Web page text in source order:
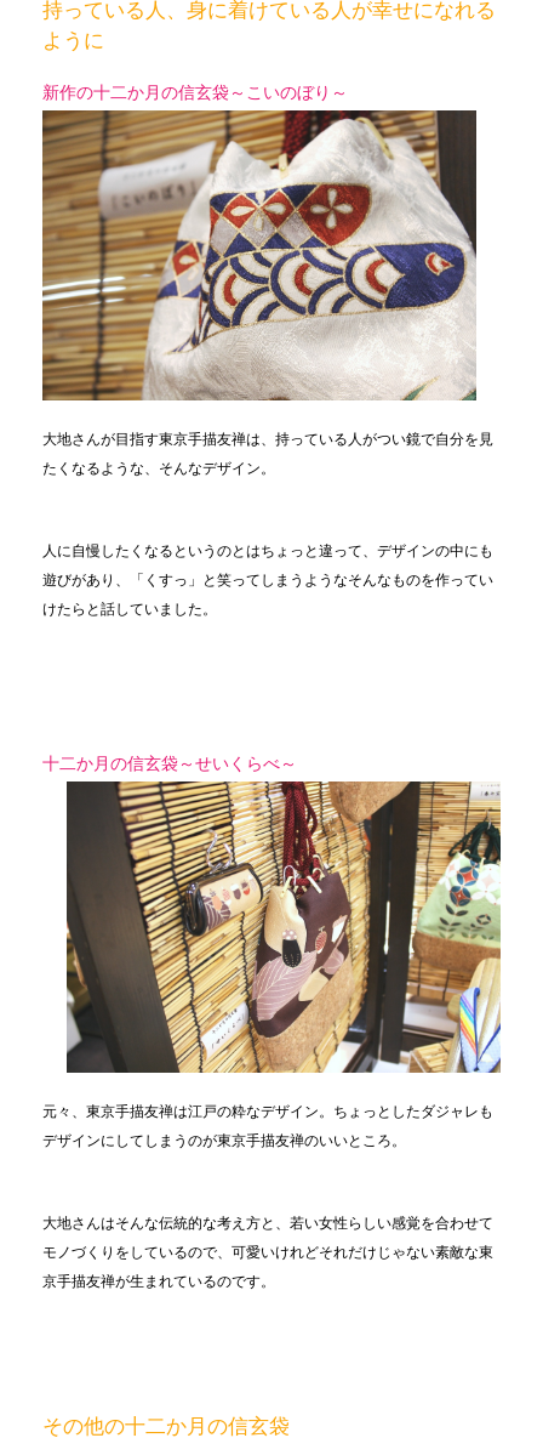
持っている人、身に着けている人が幸せになれる
ように
新作の十二か月の信玄袋～こいのぼり～
大地さんが目指す東京手描友禅は、持っている人がつい鏡で自分を見
たくなるような、そんなデザイン。
人に自慢したくなるというのとはちょっと違って、デザインの中にも
遊びがあり、「くすっ」と笑ってしまうようなそんなものを作ってい
けたらと話していました。
十二か月の信玄袋～せいくらべ～
元々、東京手描友禅は江戸の粋なデザイン。ちょっとしたダジャレも
デザインにしてしまうのが東京手描友禅のいいところ。
大地さんはそんな伝統的な考え方と、若い女性らしい感覚を合わせて
モノづくりをしているので、可愛いけれどそれだけじゃない素敵な東
京手描友禅が生まれているのです。
その他の十二か月の信玄袋